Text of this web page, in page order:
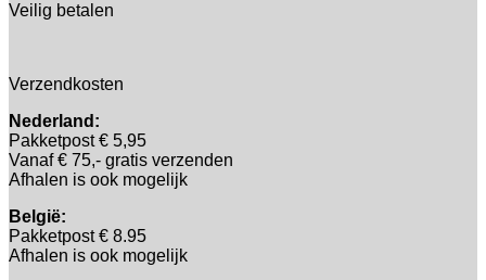
Veilig betalen
Verzendkosten
Nederland:
Pakketpost € 5,95
Vanaf € 75,- gratis verzenden
Afhalen is ook mogelijk
België:
Pakketpost € 8.95
Afhalen is ook mogelijk